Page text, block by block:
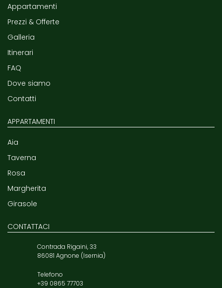
Appartamenti
Prezzi & Offerte
Galleria
Itinerari
FAQ
Dove siamo
Contatti
APPARTAMENTI
Aia
Taverna
Rosa
Margherita
Girasole
CONTATTACI
Contrada Rigaini, 33
86081 Agnone (Isernia)
Telefono
+39 0865 77703